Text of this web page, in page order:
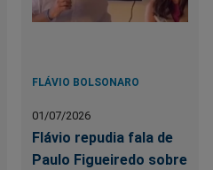
FLÁVIO BOLSONARO
01/07/2026
Flávio repudia fala de
Paulo Figueiredo sobre